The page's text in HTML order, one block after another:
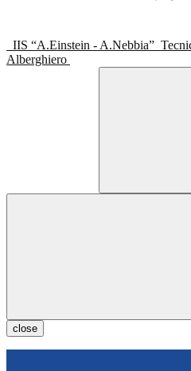
IIS “A.Einstein - A.Nebbia”
Alberghiero
close